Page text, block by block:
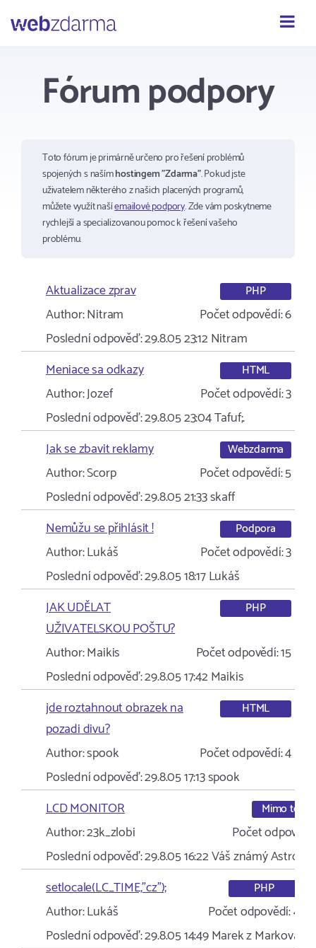
Fórum podpory
Toto fórum je primárně určeno pro řešení problémů
spojených s našímhostingem "Zdarma". Pokud jste
uživatelem některého z našich placených programů,
můžete využít našíemailové podpory. Zde vám poskytneme
rychlejší a specializovanou pomoc k řešení vašeho
problému.
Aktualizace zprav PHP
Author:Nitram Počet odpovědí:6
Poslední odpověď:29.8.05 23:12Nitram
Meniace sa odkazy
HTML
Author:Jozef Počet odpovědí:3
Poslední odpověď:29.8.05 23:04Tafuf;.
Jak se zbavit reklamy
Webzdarma
Author:Scorp Počet odpovědí:5
Poslední odpověď:29.8.05 21:33skaff
Nemůžu se přihlásit !
Podpora
Author:Lukáš Počet odpovědí:3
Poslední odpověď:29.8.05 18:17Lukáš
JAK UDĚLAT
UŽIVATELSKOU POŠTU?
PHP
Author:Maikis Počet odpovědí:15
Poslední odpověď:29.8.05 17:42Maikis
jde roztahnout obrazek na
pozadi divu?
HTML
Author:spook Počet odpovědí:4
Poslední odpověď:29.8.05 17:13spook
LCD MONITOR
Mimo téma
Author:23k_zlobi Počet odpovědí:
Poslední odpověď:29.8.05 16:22Váš známý
setlocale(LC_TIME,"cz");
PHP
Author:Lukáš Počet odpovědí:4
Poslední odpověď:29.8.05 14:49Marek z Markova